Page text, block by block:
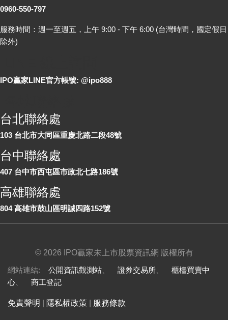
0960-550-797
服務時間：週一至週五，上午 9:00 - 下午 6:00 (台灣時間，國定假日
除外)
IPO贏家LINE官方帳號: @ipo888
台北聯絡處
103 台北市大同區重慶北路二段48號
台中聯絡處
407 台中市西屯區市政北七路186號
高雄聯絡處
804 高雄市鼓山區明誠四路152號
© 2026 IPO贏家未上市股票資訊網 版權所有
網站連結: 公開資訊觀測站 證券交易所
櫃檯買賣中
心
商工登記
免責聲明 隱私權政策 服務條款